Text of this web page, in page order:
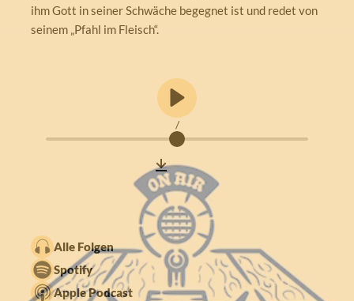
ihm Gott in seiner Schwäche begegnet ist und redet von
seinem „Pfahl im Fleisch“.
/
Alle Folgen
Spotify
Apple Podcast